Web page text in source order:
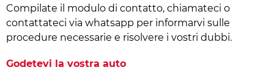
Compilate il modulo di contatto, chiamateci o
contattateci via whatsapp per informarvi sulle
procedure necessarie e risolvere i vostri dubbi.
Godetevi la vostra auto